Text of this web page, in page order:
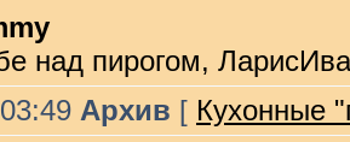
над пирогом,
Архив [ Кухонные